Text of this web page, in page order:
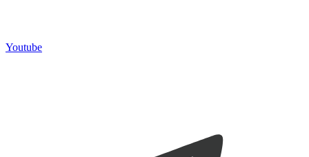
Youtube